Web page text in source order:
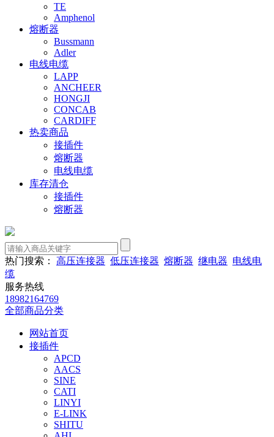
TE
Amphenol
熔断器
Bussmann
Adler
电线电缆
LAPP
ANCHEER
HONGJI
CONCAB
CARDIFF
热卖商品
接插件
熔断器
电线电缆
库存清仓
接插件
熔断器
热门搜索： 高压连接器 低压连接器 熔断器 继电器 电线电
缆
服务热线
18982164769
全部商品分类
网站首页
接插件
APCD
AACS
SINE
CATI
LINYI
E-LINK
SHITU